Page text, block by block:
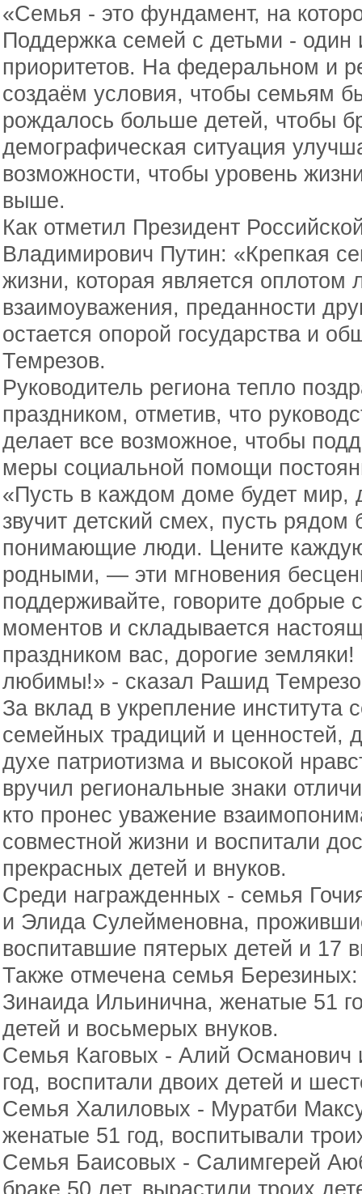
«Семья - это фундамент, на
Поддержка семей с детьми - один
приоритетов. На федеральном и
создаём условия, чтобы семьям
рождалось больше детей, чтобы
демографическая ситуация
возможности, чтобы уровень
выше.
Как отметил Президент
Владимирович Путин: «Крепкая
жизни, которая является оплотом
взаимоуважения, преданности
остается опорой государства и
Темрезов.
Руководитель региона тепло
праздником, отметив, что
делает все возможное, чтобы
меры социальной помощи
«Пусть в каждом доме будет мир,
звучит детский смех, пусть
понимающие люди. Цените
родными, — эти мгновения
поддерживайте, говорите добрые
моментов и складывается
праздником вас, дорогие
любимы!» - сказал Рашид
За вклад в укрепление института
семейных традиций и ценностей,
духе патриотизма и высокой
вручил региональные знаки
кто пронес уважение
совместной жизни и воспитали
прекрасных детей и внуков.
Среди награжденных - семья
и Элида Сулейменовна,
воспитавшие пятерых детей и 17
Также отмечена семья
Зинаида Ильинична, женатые 51
детей и восьмерых внуков.
Семья Каговых - Алий Османович
год, воспитали двоих детей и
Семья Халиловых - Муратби
женатые 51 год, воспитывали
Семья Баисовых - Салимгерей
браке 50 лет, вырастили троих